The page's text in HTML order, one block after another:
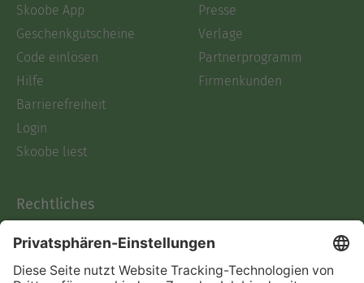
Skoobe App
Geschenkgutscheine
Code einlösen
Hilfe
Barrierefreiheit
Login
Skoobe liest
Presse
Verlage
Partnerprogramm
Firmenkunden
Rechtliches
AGB
Informationen nach Data